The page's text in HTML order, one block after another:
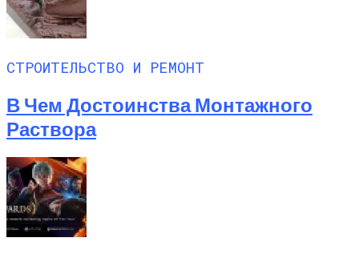
СТРОИТЕЛЬСТВО И РЕМОНТ
В Чем Достоинства Монтажного
Раствора